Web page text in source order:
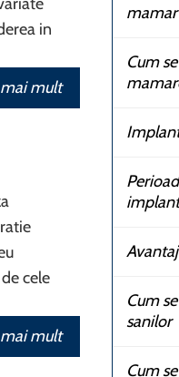
in
mult
cele
mult
mamar
Cum
Cum
sanilor
Cum